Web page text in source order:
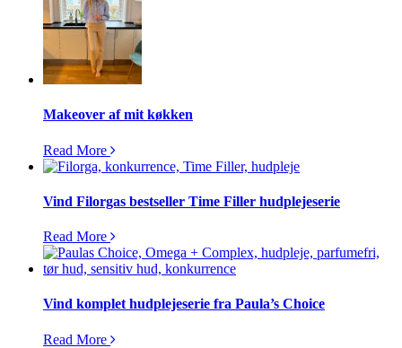
Makeover af mit køkken
Read More
Vind Filorgas bestseller Time Filler hudplejeserie
Read More
Vind komplet hudplejeserie fra Paula’s Choice
Read More